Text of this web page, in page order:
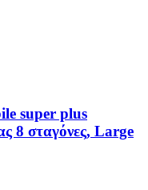
super plus
8 σταγόνες, Large